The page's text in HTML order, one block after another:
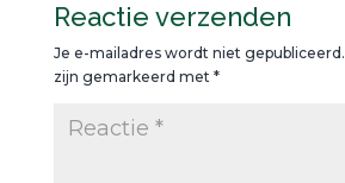
Reactie verzenden
Je e-mailadres wordt niet gepubliceerd.
zijn gemarkeerd met *